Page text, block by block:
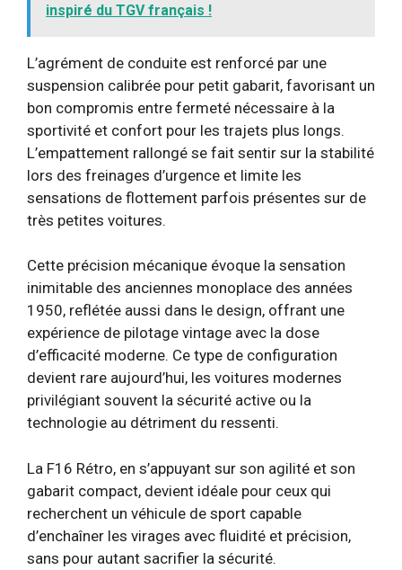
inspiré du TGV français !
L’agrément de conduite est renforcé par une
suspension calibrée pour petit gabarit, favorisant un
bon compromis entre fermeté nécessaire à la
sportivité et confort pour les trajets plus longs.
L’empattement rallongé se fait sentir sur la stabilité
lors des freinages d’urgence et limite les
sensations de flottement parfois présentes sur de
très petites voitures.
Cette précision mécanique évoque la sensation
inimitable des anciennes monoplace des années
1950, reflétée aussi dans le design, offrant une
expérience de pilotage vintage avec la dose
d’efficacité moderne. Ce type de configuration
devient rare aujourd’hui, les voitures modernes
privilégiant souvent la sécurité active ou la
technologie au détriment du ressenti.
La F16 Rétro, en s’appuyant sur son agilité et son
gabarit compact, devient idéale pour ceux qui
recherchent un véhicule de sport capable
d’enchaîner les virages avec fluidité et précision,
sans pour autant sacrifier la sécurité.